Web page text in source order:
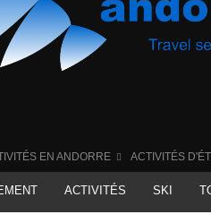
EN ANDORRE ACTIVITÉS
ACTIVITÉS SKI